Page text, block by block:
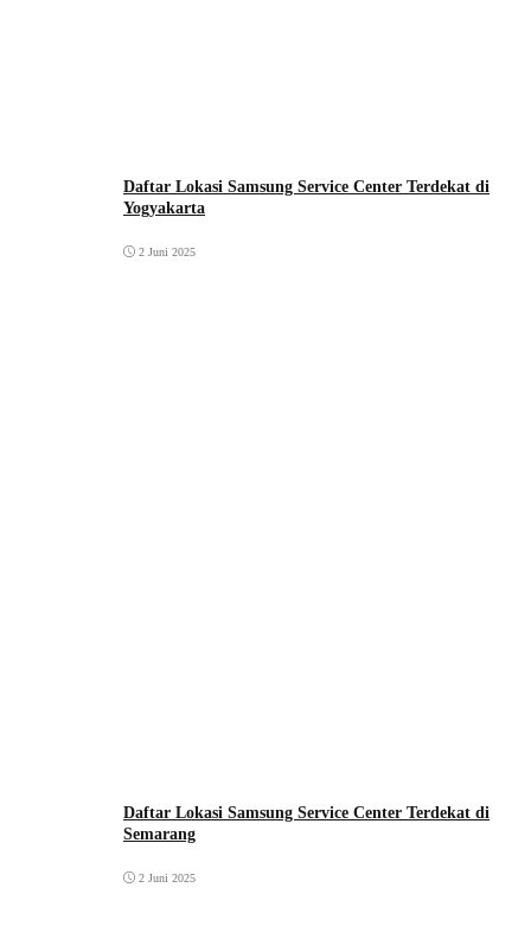
Daftar Lokasi Samsung Service Center Terdekat di
Yogyakarta
2 Juni 2025
Daftar Lokasi Samsung Service Center Terdekat di
Semarang
2 Juni 2025